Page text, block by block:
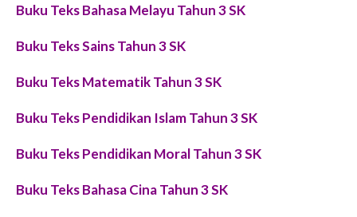
Buku Teks Bahasa Melayu Tahun 3 SK
Buku Teks Sains Tahun 3 SK
Buku Teks Matematik Tahun 3 SK
Buku Teks Pendidikan Islam Tahun 3 SK
Buku Teks Pendidikan Moral Tahun 3 SK
Buku Teks Bahasa Cina Tahun 3 SK